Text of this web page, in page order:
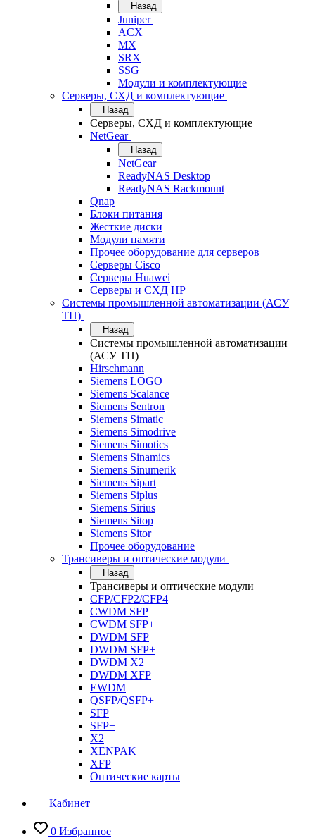
Назад
Juniper
ACX
MX
SRX
SSG
Модули и комплектующие
Серверы, СХД и комплектующие
Назад
Серверы, СХД и комплектующие
NetGear
Назад
NetGear
ReadyNAS Desktop
ReadyNAS Rackmount
Qnap
Блоки питания
Жесткие диски
Модули памяти
Прочее оборудование для серверов
Серверы Cisco
Серверы Huawei
Серверы и СХД HP
Системы промышленной автоматизации (АСУ
ТП)
Назад
Системы промышленной автоматизации
(АСУ ТП)
Hirschmann
Siemens LOGO
Siemens Scalance
Siemens Sentron
Siemens Simatic
Siemens Simodrive
Siemens Simotics
Siemens Sinamics
Siemens Sinumerik
Siemens Sipart
Siemens Siplus
Siemens Sirius
Siemens Sitop
Siemens Sitor
Прочее оборудование
Трансиверы и оптические модули
Назад
Трансиверы и оптические модули
CFP/CFP2/CFP4
CWDM SFP
CWDM SFP+
DWDM SFP
DWDM SFP+
DWDM X2
DWDM XFP
EWDM
QSFP/QSFP+
SFP
SFP+
X2
XENPAK
XFP
Оптические карты
Кабинет
0 Избранное